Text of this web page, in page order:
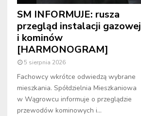
SM INFORMUJE: rusza
przegląd instalacji gazowej
i kominów
[HARMONOGRAM]
5 sierpnia 2026
Fachowcy wkrótce odwiedzą wybrane
mieszkania. Spółdzielnia Mieszkaniowa
w Wągrowcu informuje o przeglądzie
przewodów kominowych i...